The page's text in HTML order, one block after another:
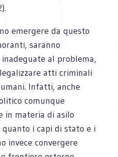
emergere da questo
saranno
al problema,
atti criminali
Infatti, anche
comunque
in materia di asilo
i capi di stato e i
invece convergere